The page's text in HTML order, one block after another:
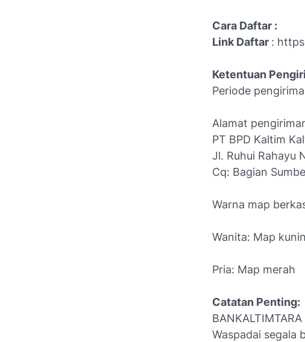
Cara Daftar :
Link Daftar :
Ketentuan
Periode
Alamat
PT BPD Kaltim
Jl. Ruhui Rahayu
Cq: Bagian
Warna map
Wanita: Map
Pria: Map merah
Catatan Penting:
Waspadai segala